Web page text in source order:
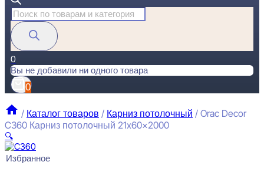
Поиск
товаров
0
Вы не добавили ни одного товара
0
/ Каталог товаров / Карниз потолочный / Orac Decor
C360 Карниз потолочный 21x60x2000
🔍
Избранное